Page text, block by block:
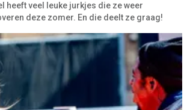
heeft veel leuke jurkjes die ze weer
deze zomer. En die deelt ze graag!